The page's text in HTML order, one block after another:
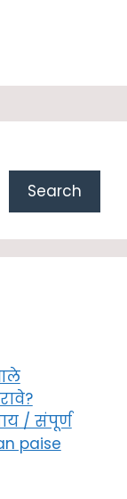
Search
/ संपूर्ण
paise